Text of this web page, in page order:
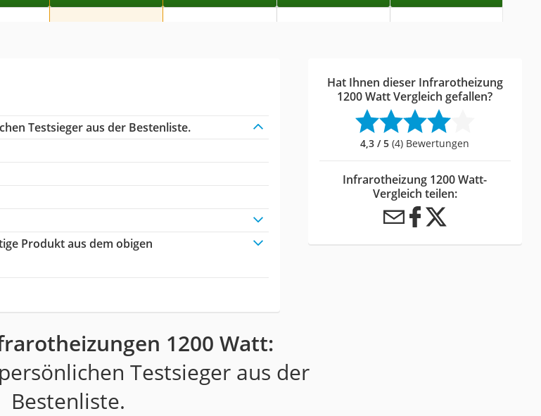
Testsieger aus der Bestenliste.
Produkt aus dem obigen
Hat Ihnen dieser Infrarotheizung
1200 Watt Vergleich gefallen?
4,3 / 5 (4) Bewertungen
Infrarotheizung 1200 Watt-
Vergleich teilen:
1200 Watt:
Testsieger aus der
Bestenliste.